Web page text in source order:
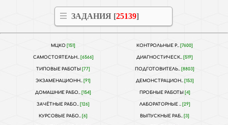
ЗАДАНИЯ [25139]
МЦКО [151] КОНТРОЛЬНЫЕ Р.. [7600]
САМОСТОЯТЕЛЬН.. [6566] ДИАГНОСТИЧЕСК.. [519]
ТИПОВЫЕ РАБОТЫ [77] ПОДГОТОВИТЕЛЬ.. [8803]
ЭКЗАМЕНАЦИОНН.. [91] ДЕМОНСТРАЦИОН.. [153]
ДОМАШНИЕ РАБО.. [154] ПРОБНЫЕ РАБОТЫ [4]
ЗАЧЁТНЫЕ РАБО.. [126] ЛАБОРАТОРНЫЕ .. [29]
КУРСОВЫЕ РАБО.. [6] ВЫПУСКНЫЕ РАБ.. [3]